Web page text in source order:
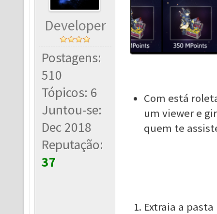
Developer
Postagens:
510
Tópicos: 6
Juntou-se:
Dec 2018
Reputação:
37
Com está
um viewer e
quem te
Extraia a pasta